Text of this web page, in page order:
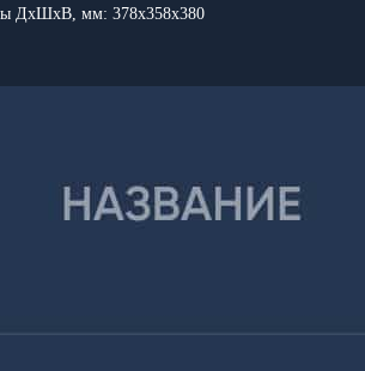
ДхШхВ, мм: 378х358х380